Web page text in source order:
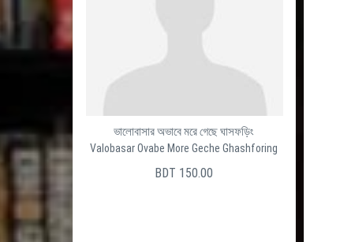
ভালোবাসার অভাবে মরে গেছে ঘাসফড়িং
Valobasar Ovabe More Geche Ghashforing
BDT 150.00